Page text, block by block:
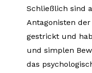
Schließlich sind
Antagonisten
gestrickt und
und simplen
das